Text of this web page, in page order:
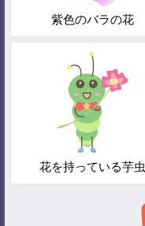
紫色のバラの花
花を持っている芋虫